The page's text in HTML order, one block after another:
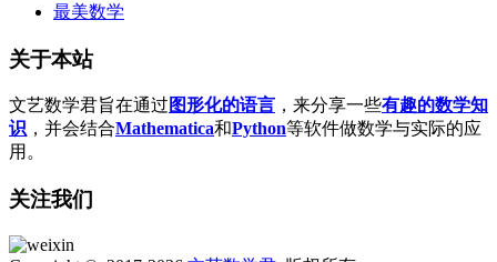
最美数学
关于本站
文艺数学君旨在通过 图形化的语言 ，来分享一些有趣的数学知
识 ，并会结合Mathematica和Python等软件做数学与实际的应
用。
关注我们